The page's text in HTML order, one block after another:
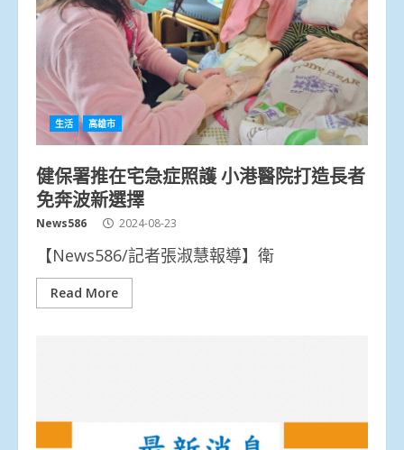
生活 高雄市
健保署推在宅急症照護 小港醫院打造長者
免奔波新選擇
News586 2024-08-23
【News586/記者張淑慧報導】衛
Read More